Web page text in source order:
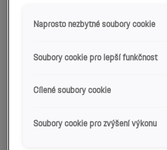
Naprosto nezbytné soubory cookie
Soubory cookie pro lepší funkčnost
Cílené soubory cookie
Soubory cookie pro zvýšení výkonu